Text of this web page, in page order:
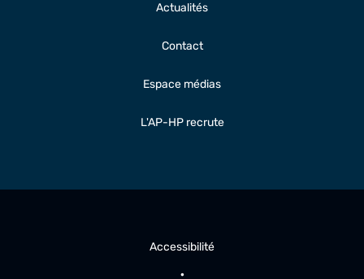
Actualités
Contact
Espace médias
L'AP-HP recrute
Accessibilité